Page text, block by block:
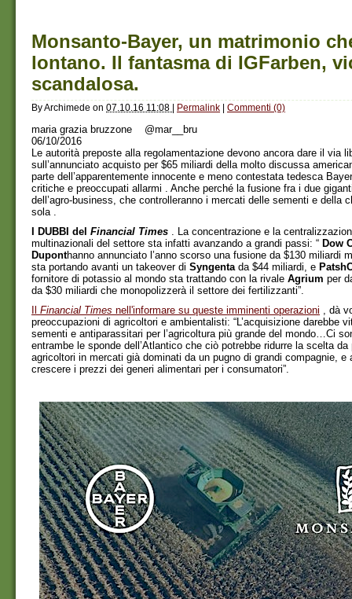
Monsanto-Bayer, un matrimonio
lontano. Il fantasma di IGFarben,
scandalosa.
ByArchimede on 07.10.16 11:08 | Permalink | Commenti (0)
maria grazia bruzzone @mar__bru
06/10/2016
Le autorità preposte alla regolamentazione devono ancora dare il via
sull’annunciato acquisto per $65 miliardi della molto discussa
parte dell’apparentemente innocente e meno contestata tedesca
critiche e preoccupati allarmi . Anche perché la fusione fra i due
dell’agro-business, che controlleranno i mercati delle sementi e della
sola .
I DUBBI del Financial Times . La concentrazione e la
multinazionali del settore sta infatti avanzando a grandi passi: “ Dow
Duponthanno annunciato l’anno scorso una fusione da $130 miliardi
sta portando avanti un takeover di Syngenta da $44 miliardi, e
fornitore di potassio al mondo sta trattando con la rivale Agrium per
da $30 miliardi che monopolizzerà il settore dei fertilizzanti”.
Il Financial Times nell'informare su queste imminenti operazioni , dà
preoccupazioni di agricoltori e ambientalisti: “L’acquisizione darebbe
sementi e antiparassitari per l’agricoltura più grande del mondo…Ci
entrambe le sponde dell’Atlantico che ciò potrebbe ridurre la scelta da
agricoltori in mercati già dominati da un pugno di grandi compagnie, e
crescere i prezzi dei generi alimentari per i consumatori”.